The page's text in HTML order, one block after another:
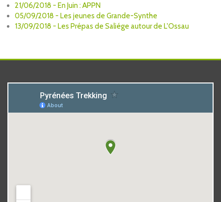
21/06/2018 - En Juin : APPN
05/09/2018 - Les jeunes de Grande-Synthe
13/09/2018 - Les Prépas de Saliége autour de L'Ossau